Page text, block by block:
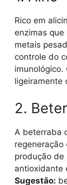
Rico em
enzimas
metais
controle do
imunológico.
ligeiramente
2.
A beterraba
produção de
antioxidante
Sugestão: